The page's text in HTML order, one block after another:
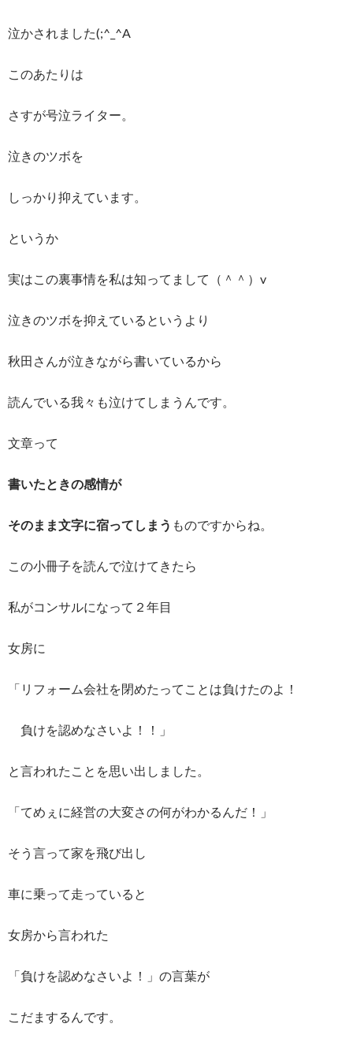
泣かされました(;^_^A
このあたりは
さすが号泣ライター。
泣きのツボを
しっかり抑えています。
というか
実はこの裏事情を私は知ってまして（＾＾）v
泣きのツボを抑えているというより
秋田さんが泣きながら書いているから
読んでいる我々も泣けてしまうんです。
文章って
書いたときの感情が
そのまま文字に宿ってしまう ものですからね。
この小冊子を読んで泣けてきたら
私がコンサルになって２年目
女房に
「リフォーム会社を閉めたってことは負けたのよ！
負けを認めなさいよ！！」
と言われたことを思い出しました。
「てめぇに経営の大変さの何がわかるんだ！」
そう言って家を飛び出し
車に乗って走っていると
女房から言われた
「負けを認めなさいよ！」の言葉が
こだまするんです。